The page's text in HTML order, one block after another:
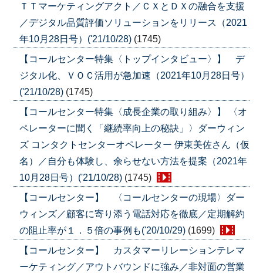
ＴＴマーケティングアクト／ＣＸとＤＸの融合を支援
／デジタル品質評価ソリューションをリリース（2021
年10月28日号）('21/10/28) (1745)
【コールセンター特集〈トップインタビュー〉】 デ
ジタル化、ＶＯＣ活用が急加速（2021年10月28日号）
('21/10/28) (1745)
【コールセンター特集〈成長企業の取り組み〉】 〈オ
ペレーターに聞く「継続率向上の秘訣」〉ダーウィン
ズ コンタクトセンターオペレーター 伊東美佐さん（仮
名）／自分も体験し、余らせない方法を提案（2021年
10月28日号）('21/10/28) (1745)
【コールセンター】 〈コールセンターの現場〉ダー
ウィンズ／顧客に寄り添う電話対応を徹底／定期解約
の阻止率が１．５倍の事例も('20/10/29) (1699)
【コールセンター】 カスタマーリレーションテレマ
ーケティング／アウトバウンドに強み／非対面の営業